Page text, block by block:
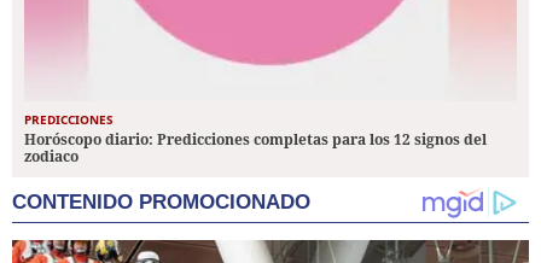
PREDICCIONES
Horóscopo diario: Predicciones completas para los 12 signos del
zodiaco
CONTENIDO PROMOCIONADO